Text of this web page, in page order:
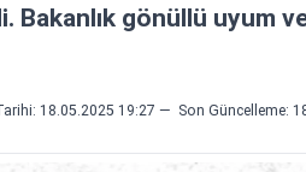
Bakanlık gönüllü uyum
18.05.2025 19:27 — Son Güncelleme: